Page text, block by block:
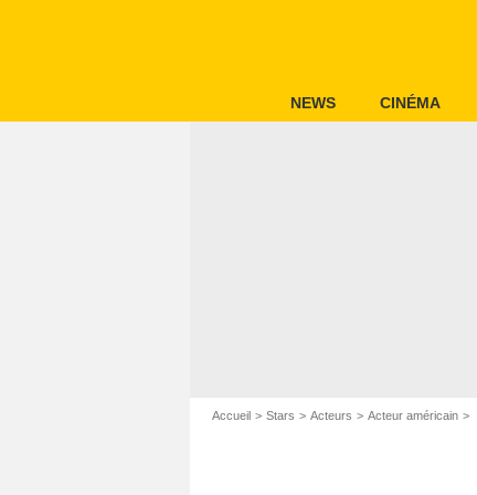
NEWS CINÉMA
Accueil Stars Acteurs Acteur américain